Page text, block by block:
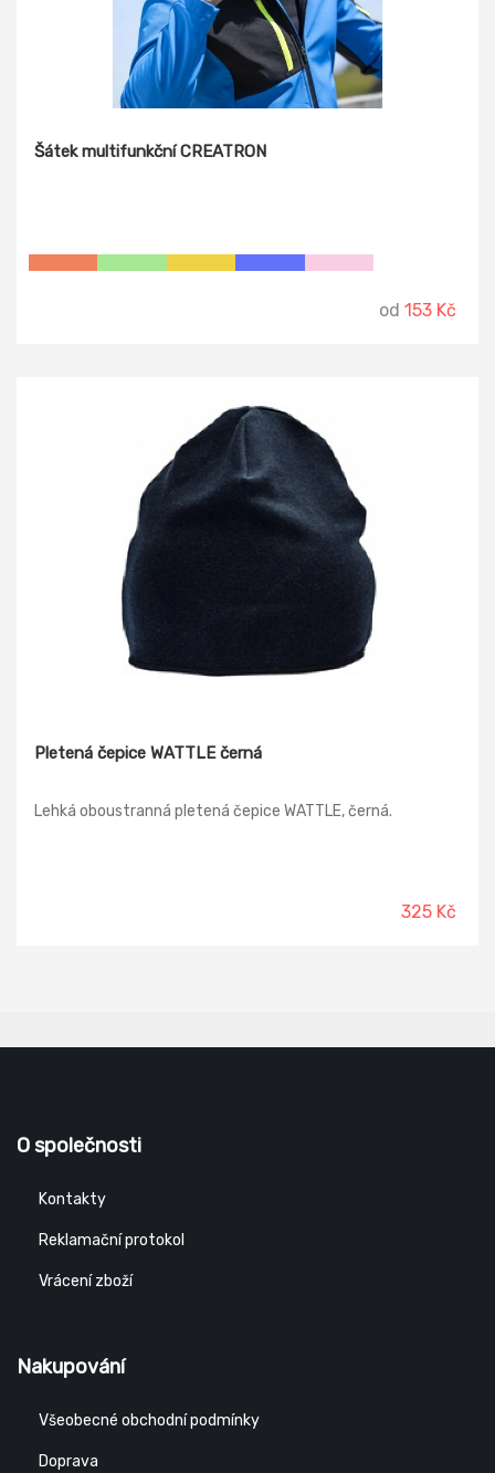
Šátek multifunkční CREATRON
od 153 Kč
Pletená čepice WATTLE černá
Lehká oboustranná pletená čepice WATTLE, černá.
325 Kč
O společnosti
Kontakty
Reklamační protokol
Vrácení zboží
Nakupování
Všeobecné obchodní podmínky
Doprava